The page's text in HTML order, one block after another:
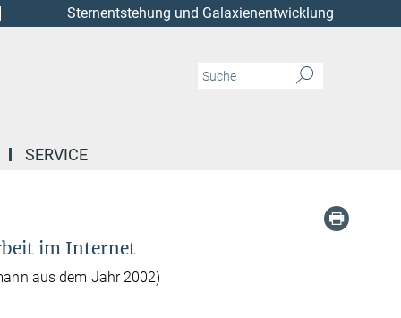
Sternentstehung und Galaxienentwicklung
SERVICE
im Internet
aus dem Jahr 2002)